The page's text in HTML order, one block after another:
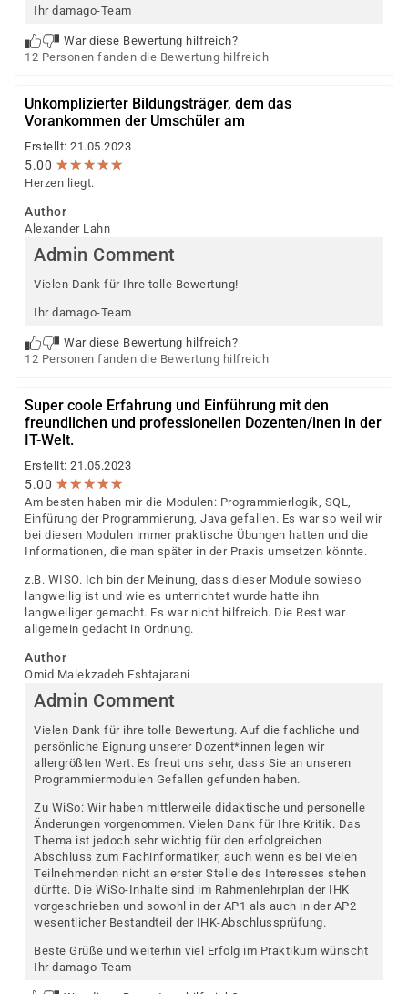
Ihr damago-Team
War diese Bewertung hilfreich?
12 Personen fanden die Bewertung hilfreich
Unkomplizierter Bildungsträger, dem das
Vorankommen der Umschüler am
Erstellt: 21.05.2023
5.00 ★★★★★
★★★★★
Herzen liegt.
Author
Alexander Lahn
Admin Comment
Vielen Dank für Ihre tolle Bewertung!
Ihr damago-Team
War diese Bewertung hilfreich?
12 Personen fanden die Bewertung hilfreich
Super coole Erfahrung und Einführung mit den
freundlichen und professionellen Dozenten/inen in der
IT-Welt.
Erstellt: 21.05.2023
5.00 ★★★★★
★★★★★
Am besten haben mir die Modulen: Programmierlogik, SQL,
Einfürung der Programmierung, Java gefallen. Es war so weil wir
bei diesen Modulen immer praktische Übungen hatten und die
Informationen, die man später in der Praxis umsetzen könnte.
z.B. WISO. Ich bin der Meinung, dass dieser Module sowieso
langweilig ist und wie es unterrichtet wurde hatte ihn
langweiliger gemacht. Es war nicht hilfreich. Die Rest war
allgemein gedacht in Ordnung.
Author
Omid Malekzadeh Eshtajarani
Admin Comment
Vielen Dank für ihre tolle Bewertung. Auf die fachliche und
persönliche Eignung unserer Dozent*innen legen wir
allergrößten Wert. Es freut uns sehr, dass Sie an unseren
Programmiermodulen Gefallen gefunden haben.
Zu WiSo: Wir haben mittlerweile didaktische und personelle
Änderungen vorgenommen. Vielen Dank für Ihre Kritik. Das
Thema ist jedoch sehr wichtig für den erfolgreichen
Abschluss zum Fachinformatiker; auch wenn es bei vielen
Teilnehmenden nicht an erster Stelle des Interesses stehen
dürfte. Die WiSo-Inhalte sind im Rahmenlehrplan der IHK
vorgeschrieben und sowohl in der AP1 als auch in der AP2
wesentlicher Bestandteil der IHK-Abschlussprüfung.
Beste Grüße und weiterhin viel Erfolg im Praktikum wünscht
Ihr damago-Team